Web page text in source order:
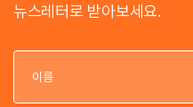
뉴스레터로 받아보세요.